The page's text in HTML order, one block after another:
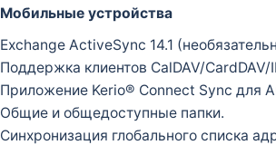
Мобильные устройства
Exchange ActiveSync 14.1
Поддержка клиентов CalDAV/CardDAV/
Приложение Kerio® Connect Sync для
Общие и общедоступные папки.
Синхронизация глобального списка